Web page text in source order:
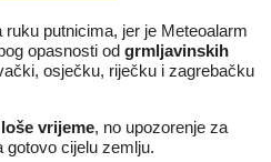
ruku putnicima, jer je Meteoalarm
opasnosti od grmljavinskih
osječku, riječku i zagrebačku
vrijeme, no upozorenje za
gotovo cijelu zemlju.